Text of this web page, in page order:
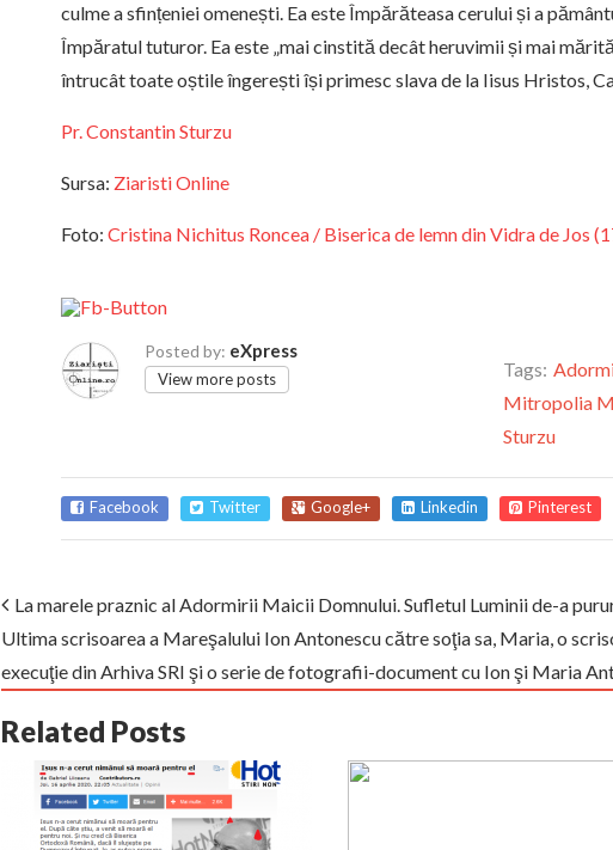
culme a sfințeniei omenești. Ea este Împărăteasa cerului și a
Împăratul tuturor. Ea este „mai cinstită decât heruvimii și mai
întrucât toate oștile îngerești își primesc slava de la Iisus Hristos,
Pr. Constantin Sturzu
Sursa: Ziaristi Online
Foto: Cristina Nichitus Roncea / Biserica de lemn din Vidra de Jos
Posted by: eXpress
View more posts Tags:
Mitropolia
Sturzu
Facebook Twitter Google+ Linkedin Pinterest
La marele praznic al Adormirii Maicii Domnului. Sufletul Luminii de-a
Ultima scrisoarea a Mareşalului Ion Antonescu către soţia sa, Maria, o
execuţie din Arhiva SRI şi o serie de fotografii-document cu Ion şi Maria
Related Posts